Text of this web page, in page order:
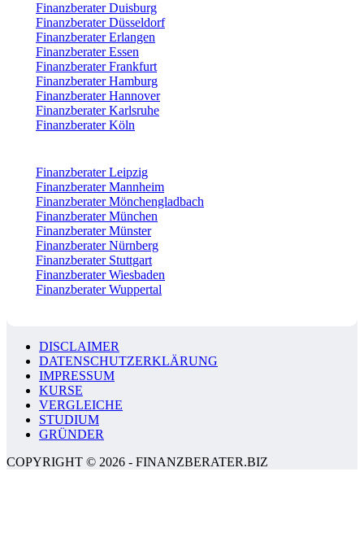
Finanzberater Duisburg
Finanzberater Düsseldorf
Finanzberater Erlangen
Finanzberater Essen
Finanzberater Frankfurt
Finanzberater Hamburg
Finanzberater Hannover
Finanzberater Karlsruhe
Finanzberater Köln
Finanzberater Leipzig
Finanzberater Mannheim
Finanzberater Mönchengladbach
Finanzberater München
Finanzberater Münster
Finanzberater Nürnberg
Finanzberater Stuttgart
Finanzberater Wiesbaden
Finanzberater Wuppertal
DISCLAIMER
DATENSCHUTZERKLÄRUNG
IMPRESSUM
KURSE
VERGLEICHE
STUDIUM
GRÜNDER
COPYRIGHT © 2026 - FINANZBERATER.BIZ